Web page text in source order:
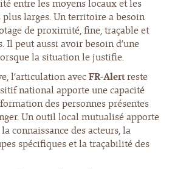
entre les moyens locaux et les
larges. Un territoire a besoin
de proximité, fine, traçable et
Il peut aussi avoir besoin d’une
la situation le justifie.
l’articulation avecFR-Alertreste
national apporte une capacité
des personnes présentes
Un outil local mutualisé apporte
connaissance des acteurs, la
spécifiques et la traçabilité des